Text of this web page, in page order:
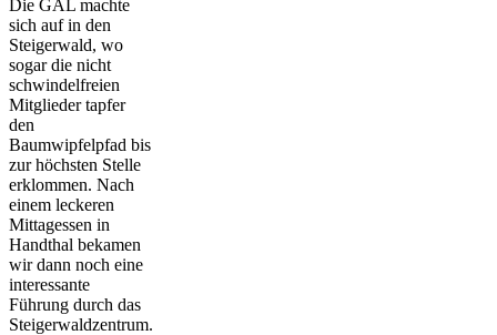
Die GAL machte
sich auf in den
Steigerwald, wo
sogar die nicht
schwindelfreien
Mitglieder tapfer
den
Baumwipfelpfad bis
zur höchsten Stelle
erklommen. Nach
einem leckeren
Mittagessen in
Handthal bekamen
wir dann noch eine
interessante
Führung durch das
Steigerwaldzentrum.